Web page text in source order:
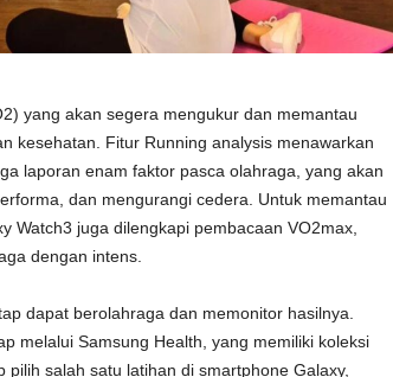
yang akan segera mengukur dan memantau
kesehatan. Fitur Running analysis menawarkan
laporan enam faktor pasca olahraga, yang akan
dan mengurangi cedera. Untuk memantau
Watch3 juga dilengkapi pembacaan VO2max,
dengan intens.
dapat berolahraga dan memonitor hasilnya.
melalui Samsung Health, yang memiliki koleksi
salah satu latihan di smartphone Galaxy,